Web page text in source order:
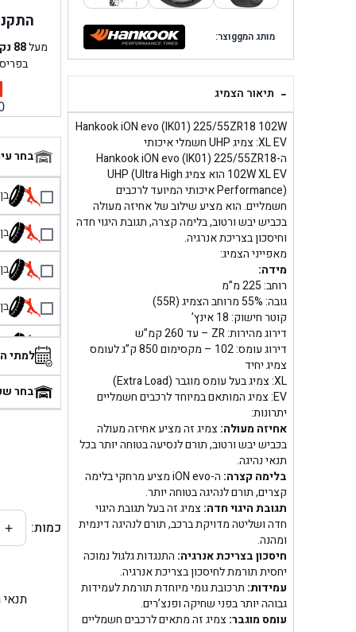
מותג המggוצר:
- תיאור הצמיג
Hankook iON evo (IK01) 225/55ZR18 102W
XL EV: צמיג UHP חשמלי איכותי
ה-Hankook iON evo (IK01) 225/55ZR18
102W XL EV הוא צמיג UHP (Ultra High
Performance) איכותי המיועד לרכבים
חשמליים. הוא מציע שילוב של אחיזה מעולה
בכביש יבש ורטוב, בלימה קצרה, תגובת היגוי חדה
וחיסכון בצריכת אנרגיה.
מאפייני הצמיג:
מידה:
רוחב: 225 מ”מ
גובה: 55% מרוחב הצמיג (55R)
קוטר חישוק: 18 אינץ’
דירוג מהירות: ZR – עד 260 קמ”ש
דירוג עומס: 102 – מקסימום 850 ק”ג לעומס
צמיג יחיד
XL: צמיג בעל עומס מוגבר (Extra Load)
EV: צמיג המותאם במיוחד לרכבים חשמליים
יתרונות:
אחיזה מעולה:צמיג זה מציע אחיזה מעולה
בכביש יבש ורטוב, תורם לנסיעה בטוחה יותר בכל
תנאי נהיגה.
בלימה קצרה:
ה-iON evo מציע מרחקי בלימה
קצרים, תורם לנהיגה בטוחה יותר.
תגובת היגוי חדה:צמיג זה בעל תגובת היגוי
חדה ושליטה מדויקת ברכב, תורם לנהיגה דינמית
ומהנה.
חיסכון בצריכת אנרגיה: התנגדות גלגול נמוכה
יחסית תורמת לחיסכון בצריכת אנרגיה.
עמידות: תרכובת גומי מיוחדת תורמת לעמידות
גבוהה יותר בפני שחיקה ופנצ’רים.
עומס מוגבר:צמיג זה מתאים לרכבים חשמליים
מעל88
בחר
בן
בן
בן
בן
בן
בן
למתי
בחר
כמות: +